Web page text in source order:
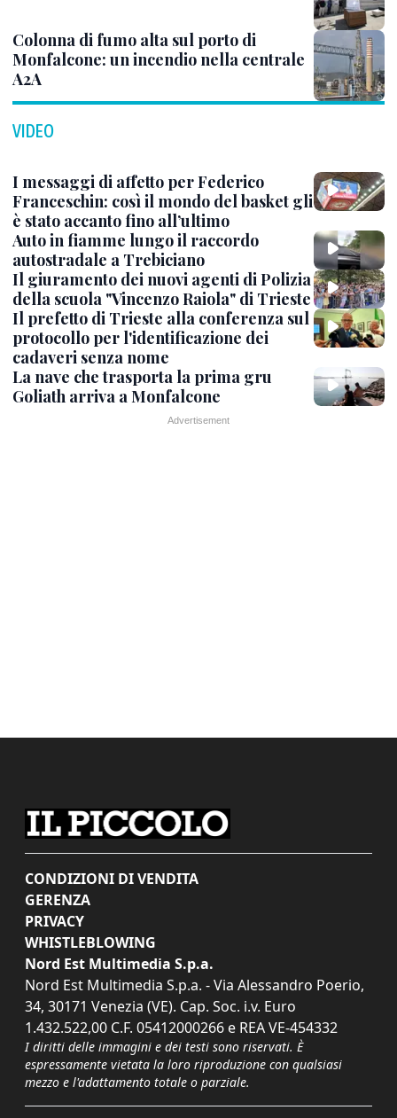
Colonna di fumo alta sul porto di
Monfalcone: un incendio nella centrale
A2A
VIDEO
I messaggi di affetto per Federico
Franceschin: così il mondo del basket gli
è stato accanto fino all’ultimo
Auto in fiamme lungo il raccordo
autostradale a Trebiciano
Il giuramento dei nuovi agenti di Polizia
della scuola "Vincenzo Raiola" di Trieste
Il prefetto di Trieste alla conferenza sul
protocollo per l'identificazione dei
cadaveri senza nome
La nave che trasporta la prima gru
Goliath arriva a Monfalcone
CONDIZIONI DI VENDITA
GERENZA
PRIVACY
WHISTLEBLOWING
Nord Est Multimedia S.p.a.
Nord Est Multimedia S.p.a. - Via Alessandro Poerio,
34, 30171 Venezia (VE). Cap. Soc. i.v. Euro
1.432.522,00 C.F. 05412000266 e REA VE-454332
I diritti delle immagini e dei testi sono riservati. È
espressamente vietata la loro riproduzione con qualsiasi
mezzo e l'adattamento totale o parziale.